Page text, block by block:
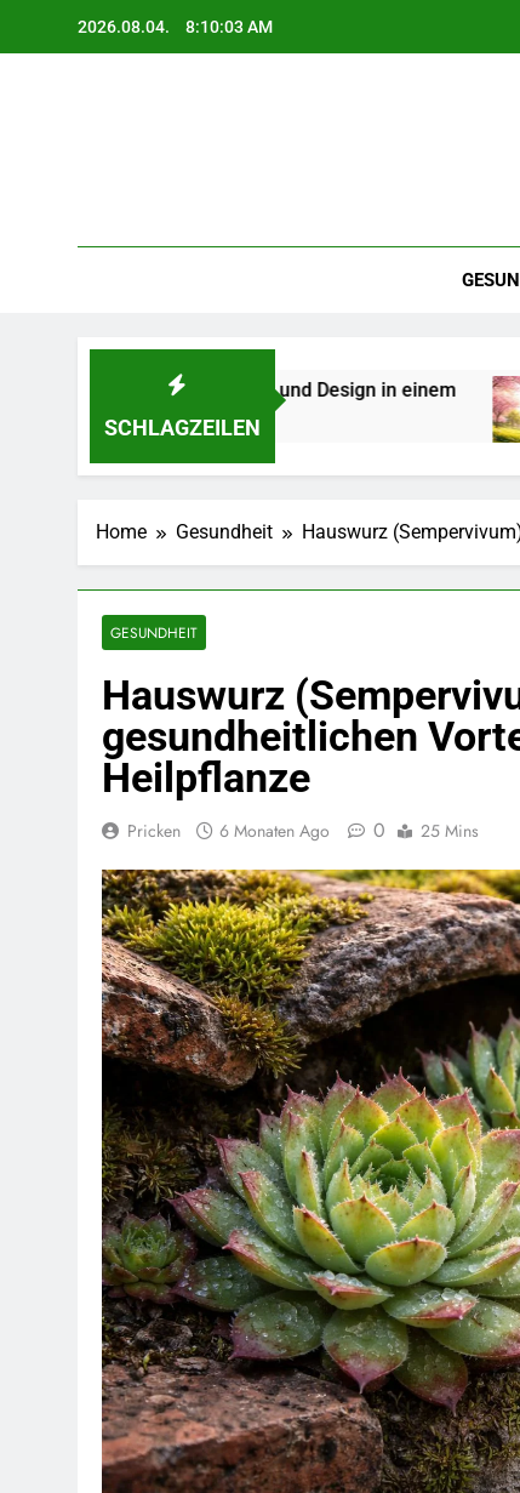
2026.08.04. 8:10:04 AM
SCHLAGZEILEN
und Design in einem
2
Home Gesundheit Hauswurz
GESUNDHEIT
Hauswurz
gesundheitlichen
Heilpflanze
Pricken 6 Monaten Ago 0 25 Mins